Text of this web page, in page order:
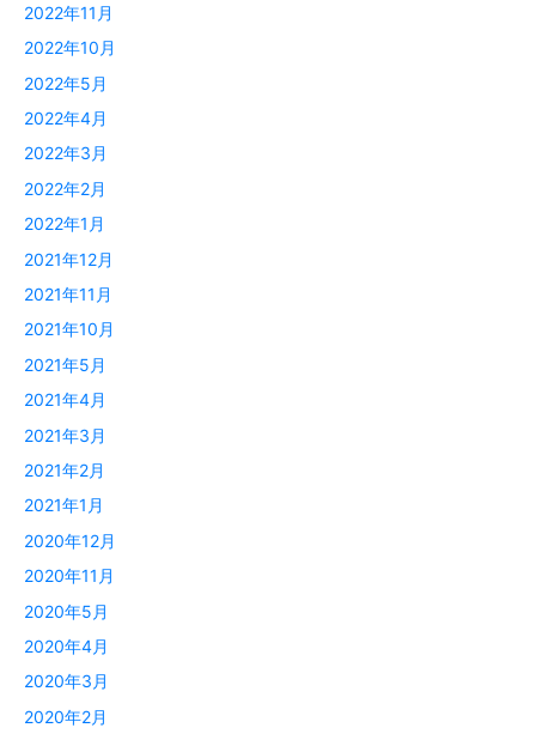
2022年11月
2022年10月
2022年5月
2022年4月
2022年3月
2022年2月
2022年1月
2021年12月
2021年11月
2021年10月
2021年5月
2021年4月
2021年3月
2021年2月
2021年1月
2020年12月
2020年11月
2020年5月
2020年4月
2020年3月
2020年2月